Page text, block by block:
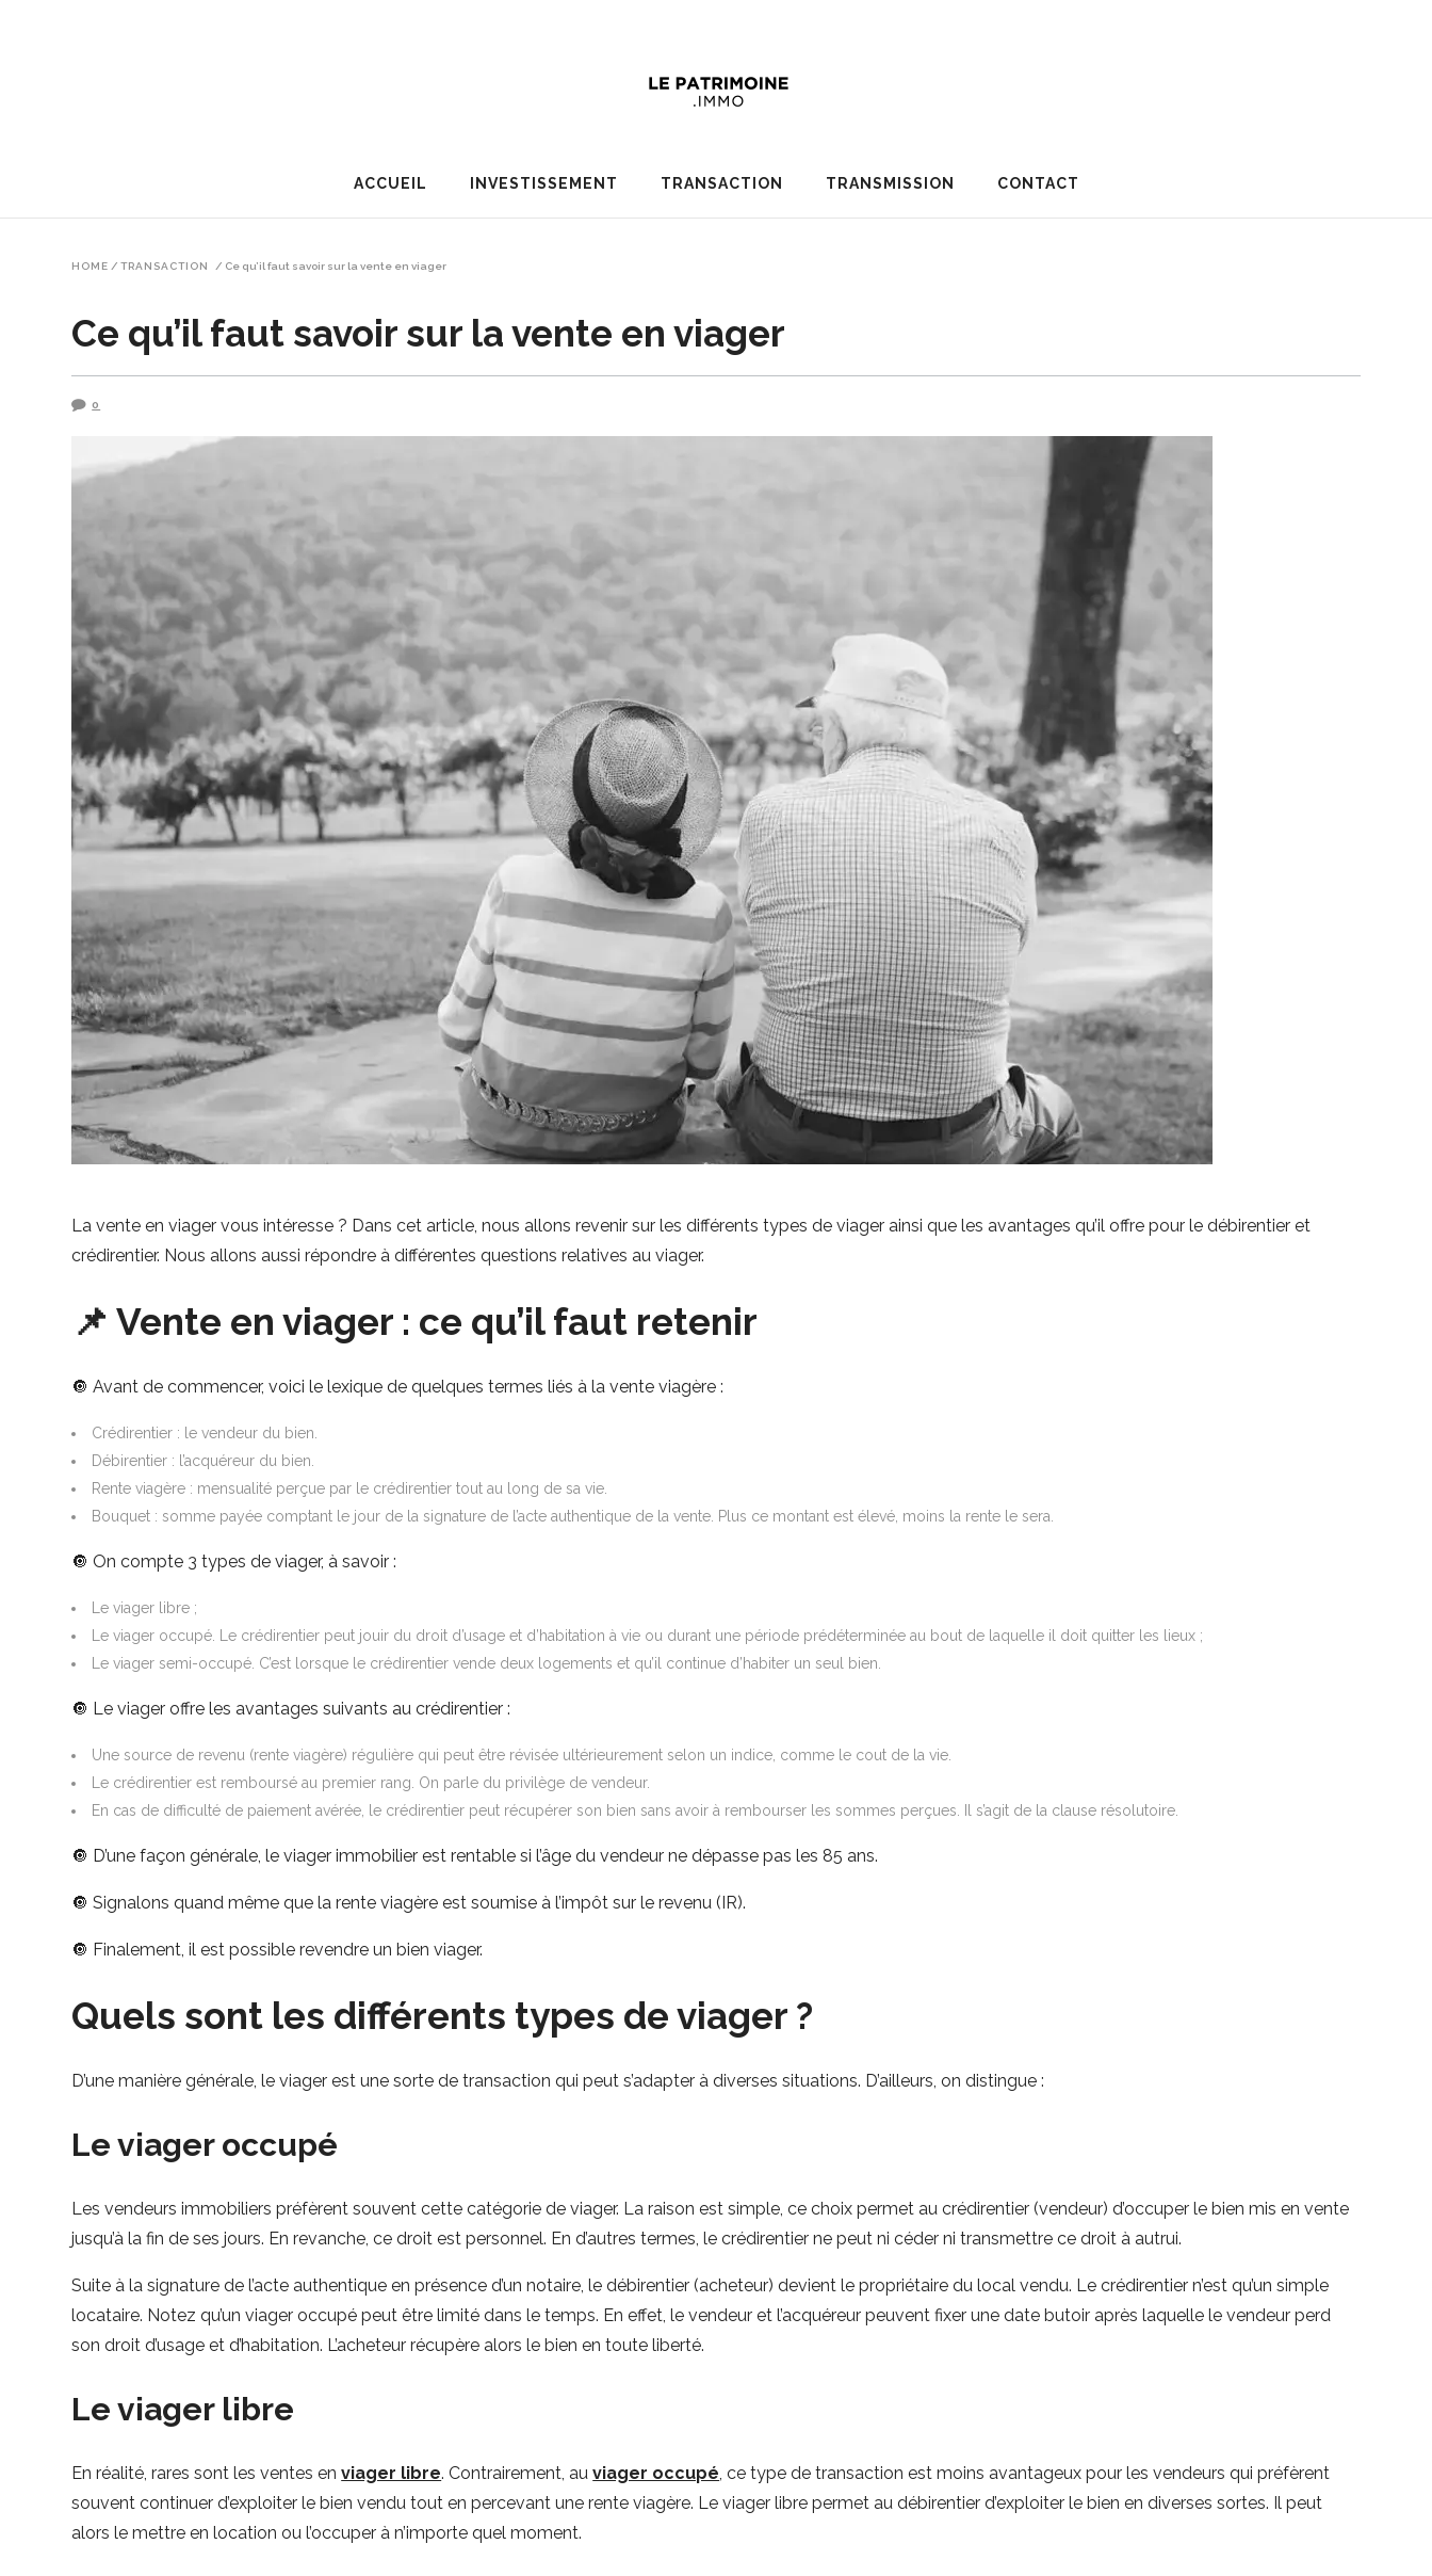
ACCUEIL INVESTISSEMENT TRANSACTION TRANSMISSION CONTACT
HOME / TRANSACTION / Ce qu’il faut savoir sur la vente en viager
Ce qu’il faut savoir sur la vente en viager
0
La vente en viager vous intéresse ? Dans cet article, nous allons revenir sur les différents types de viager ainsi que les avantages qu’il offre pour le débirentier et
crédirentier. Nous allons aussi répondre à différentes questions relatives au viager.
📌 Vente en viager : ce qu’il faut retenir
🔘 Avant de commencer, voici le lexique de quelques termes liés à la vente viagère :
Crédirentier : le vendeur du bien.
Débirentier : l’acquéreur du bien.
Rente viagère : mensualité perçue par le crédirentier tout au long de sa vie.
Bouquet : somme payée comptant le jour de la signature de l’acte authentique de la vente. Plus ce montant est élevé, moins la rente le sera.
🔘 On compte 3 types de viager, à savoir :
Le viager libre ;
Le viager occupé. Le crédirentier peut jouir du droit d’usage et d’habitation à vie ou durant une période prédéterminée au bout de laquelle il doit quitter les lieux ;
Le viager semi-occupé. C’est lorsque le crédirentier vende deux logements et qu’il continue d’habiter un seul bien.
🔘 Le viager offre les avantages suivants au crédirentier :
Une source de revenu (rente viagère) régulière qui peut être révisée ultérieurement selon un indice, comme le cout de la vie.
Le crédirentier est remboursé au premier rang. On parle du privilège de vendeur.
En cas de difficulté de paiement avérée, le crédirentier peut récupérer son bien sans avoir à rembourser les sommes perçues. Il s’agit de la clause résolutoire.
🔘 D’une façon générale, le viager immobilier est rentable si l’âge du vendeur ne dépasse pas les 85 ans.
🔘 Signalons quand même que la rente viagère est soumise à l’impôt sur le revenu (IR).
🔘 Finalement, il est possible revendre un bien viager.
Quels sont les différents types de viager ?
D’une manière générale, le viager est une sorte de transaction qui peut s’adapter à diverses situations. D’ailleurs, on distingue :
Le viager occupé
Les vendeurs immobiliers préfèrent souvent cette catégorie de viager. La raison est simple, ce choix permet au crédirentier (vendeur) d’occuper le bien mis en vente
jusqu’à la fin de ses jours. En revanche, ce droit est personnel. En d’autres termes, le crédirentier ne peut ni céder ni transmettre ce droit à autrui.
Suite à la signature de l’acte authentique en présence d’un notaire, le débirentier (acheteur) devient le propriétaire du local vendu. Le crédirentier n’est qu’un simple
locataire. Notez qu’un viager occupé peut être limité dans le temps. En effet, le vendeur et l’acquéreur peuvent fixer une date butoir après laquelle le vendeur perd
son droit d’usage et d’habitation. L’acheteur récupère alors le bien en toute liberté.
Le viager libre
En réalité, rares sont les ventes enviager libre. Contrairement, auviager occupé, ce type de transaction est moins avantageux pour les vendeurs qui préfèrent
souvent continuer d’exploiter le bien vendu tout en percevant une rente viagère. Le viager libre permet au débirentier d’exploiter le bien en diverses sortes. Il peut
alors le mettre en location ou l’occuper à n’importe quel moment.